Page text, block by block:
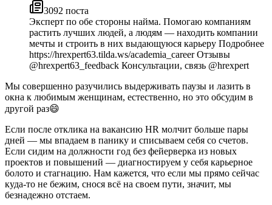
3092 поста
Эксперт по обе стороны найма. Помогаю компаниям
растить лучших людей, а людям — находить компании
мечты и строить в них выдающуюся карьеру Подробнее
https://hrexpert63.tilda.ws/academia_career Отзывы
@hrexpert63_feedback Консультации, связь @hrexpert
Мы совершенно разучились выдерживать паузы и лазить в
окна к любимым женщинам, естественно, но это обсудим в
другой раз😄
Если после отклика на вакансию HR молчит больше пары
дней — мы впадаем в панику и списываем себя со счетов.
Если сидим на должности год без фейерверка из новых
проектов и повышений — диагностируем у себя карьерное
болото и стагнацию. Нам кажется, что если мы прямо сейчас
куда-то не бежим, снося всё на своем пути, значит, мы
безнадежно отстаем.